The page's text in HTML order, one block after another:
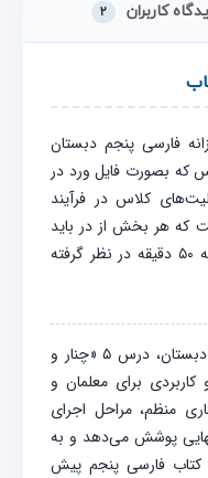
کاربران ۲
فارسی پنجم دبستان
درس که بصورت فایل ورد در
کلاس در فرآیند
هر بخش از در باید
در کدام جلسه تدریس شود. هر جلسه ۵۰ دقیقه در نظر گرفته
دانلود طرح درس روزانه فارسی پنجم دبستان، درس ۵ «چنار و
برای معلمان و
منظم، مراحل اجرای
پوشش می‌دهد و به
کتاب فارسی پنجم پیش